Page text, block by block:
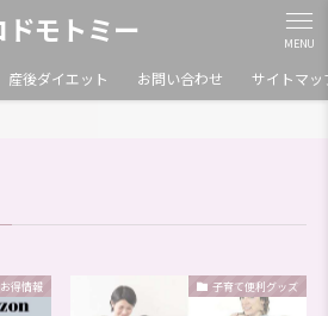
ドモトミー MENU
産後ダイエット お問い合わせ サイトマッ
お得情報 子育て便利グッズ